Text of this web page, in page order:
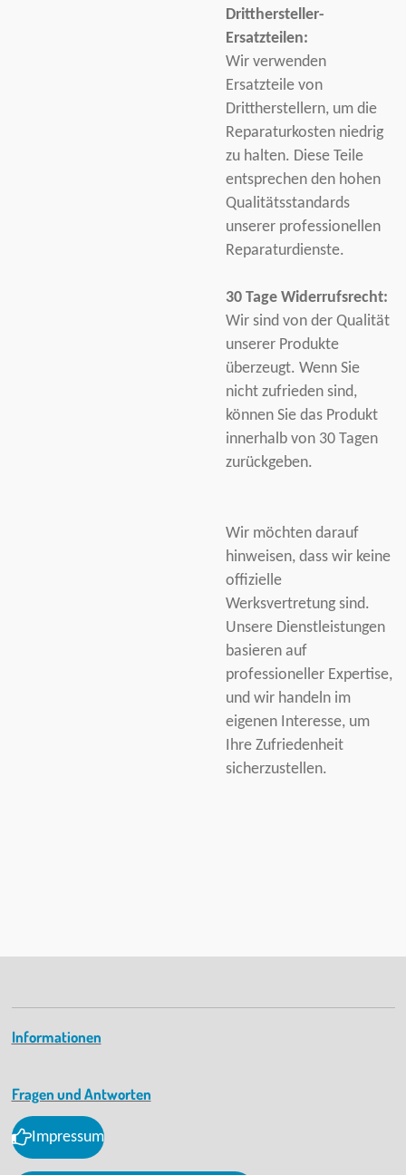
Dritthersteller-
Ersatzteilen:
Wir verwenden
Ersatzteile von
Drittherstellern, um die
Reparaturkosten niedrig
zu halten. Diese Teile
entsprechen den hohen
Qualitätsstandards
unserer professionellen
Reparaturdienste.
30 Tage Widerrufsrecht:
Wir sind von der Qualität
unserer Produkte
überzeugt. Wenn Sie
nicht zufrieden sind,
können Sie das Produkt
innerhalb von 30 Tagen
zurückgeben.
Wir möchten darauf
hinweisen, dass wir keine
offizielle
Werksvertretung sind.
Unsere Dienstleistungen
basieren auf
professioneller Expertise,
und wir handeln im
eigenen Interesse, um
Ihre Zufriedenheit
sicherzustellen.
Informationen
Fragen und Antworten
Impressum